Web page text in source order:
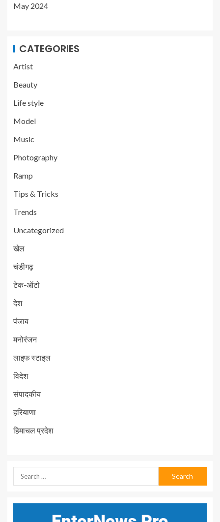
May 2024
CATEGORIES
Artist
Beauty
Life style
Model
Music
Photography
Ramp
Tips & Tricks
Trends
Uncategorized
खेल
चंडीगढ़
टेक-ऑटो
देश
पंजाब
मनोरंजन
लाइफ स्टाइल
विदेश
संपादकीय
हरियाणा
हिमाचल प्रदेश